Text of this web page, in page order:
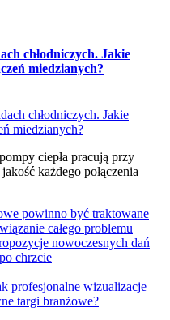
chłodniczych. Jakie
miedzianych?
ciepła pracują przy
każdego połączenia
powinno być traktowane
całego problemu
nowoczesnych dań
chrzcie
profesjonalne wizualizacje
targi branżowe?